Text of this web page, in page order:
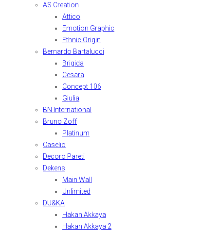
AS Creation
Attico
Emotion Graphic
Ethnic Origin
Bernardo Bartalucci
Brigida
Cesara
Concept 106
Giulia
BN International
Bruno Zoff
Platinum
Caselio
Decoro Pareti
Dekens
Main Wall
Unlimited
DU&KA
Hakan Akkaya
Hakan Akkaya 2